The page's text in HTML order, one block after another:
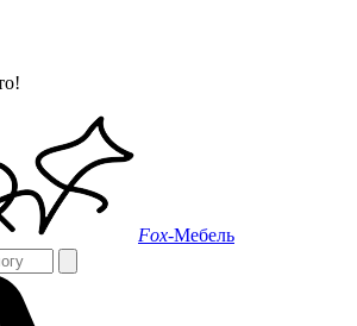
Fox-Мебель